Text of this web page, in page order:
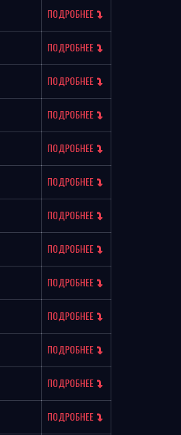
ПОДРОБНЕЕ
ПОДРОБНЕЕ
ПОДРОБНЕЕ
ПОДРОБНЕЕ
ПОДРОБНЕЕ
ПОДРОБНЕЕ
ПОДРОБНЕЕ
ПОДРОБНЕЕ
ПОДРОБНЕЕ
ПОДРОБНЕЕ
ПОДРОБНЕЕ
ПОДРОБНЕЕ
ПОДРОБНЕЕ